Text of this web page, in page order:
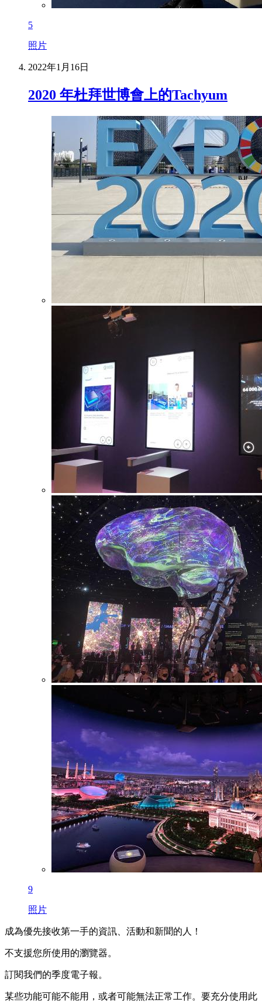
5
照片
2022年1月16日
2020 年杜拜世博會上的Tachyum
9
照片
成為優先接收第一手的資訊、活動和新聞的人！
不支援您所使用的瀏覽器。
訂閱我們的季度電子報。
某些功能可能不能用，或者可能無法正常工作。要充分使用此